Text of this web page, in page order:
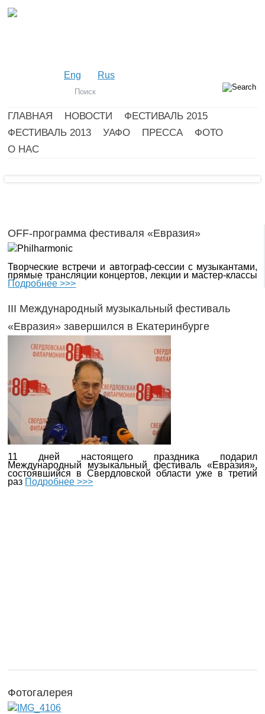
Eng Rus
ГЛАВНАЯ НОВОСТИ
ФЕСТИВАЛЬ 2015
ФЕСТИВАЛЬ 2013
УАФО ПРЕССА
ФОТО
О НАС
OFF-программа фестиваля «Евразия»
Творческие встречи и автограф-сессии с музыкантами,
прямые трансляции концертов, лекции и мастер-классы
Подробнее >>>
III Международный музыкальный фестиваль
«Евразия» завершился в Екатеринбурге
11 дней настоящего праздника подарил
Международный музыкальный фестиваль «Евразия»,
состоявшийся в Свердловской области уже в третий
раз Подробнее >>>
Фотогалерея